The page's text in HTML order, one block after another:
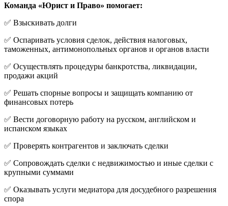
Команда «Юрист и Право» помогает:
✅ Взыскивать долги
✅ Оспаривать условия сделок, действия налоговых,
таможенных, антимонопольных органов и органов власти
✅ Осуществлять процедуры банкротства, ликвидации,
продажи акций
✅ Решать спорные вопросы и защищать компанию от
финансовых потерь
✅ Вести договорную работу на русском, английском и
испанском языках
✅ Проверять контрагентов и заключать сделки
✅ Сопровождать сделки с недвижимостью и иные сделки с
крупными суммами
✅ Оказывать услуги медиатора для досудебного разрешения
спора